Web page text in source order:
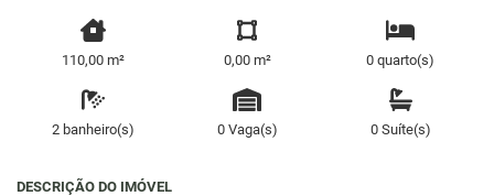
110,00 m² 0,00 m² 0 quarto(s)
2 banheiro(s) 0 Vaga(s) 0 Suíte(s)
DESCRIÇÃO DO IMÓVEL